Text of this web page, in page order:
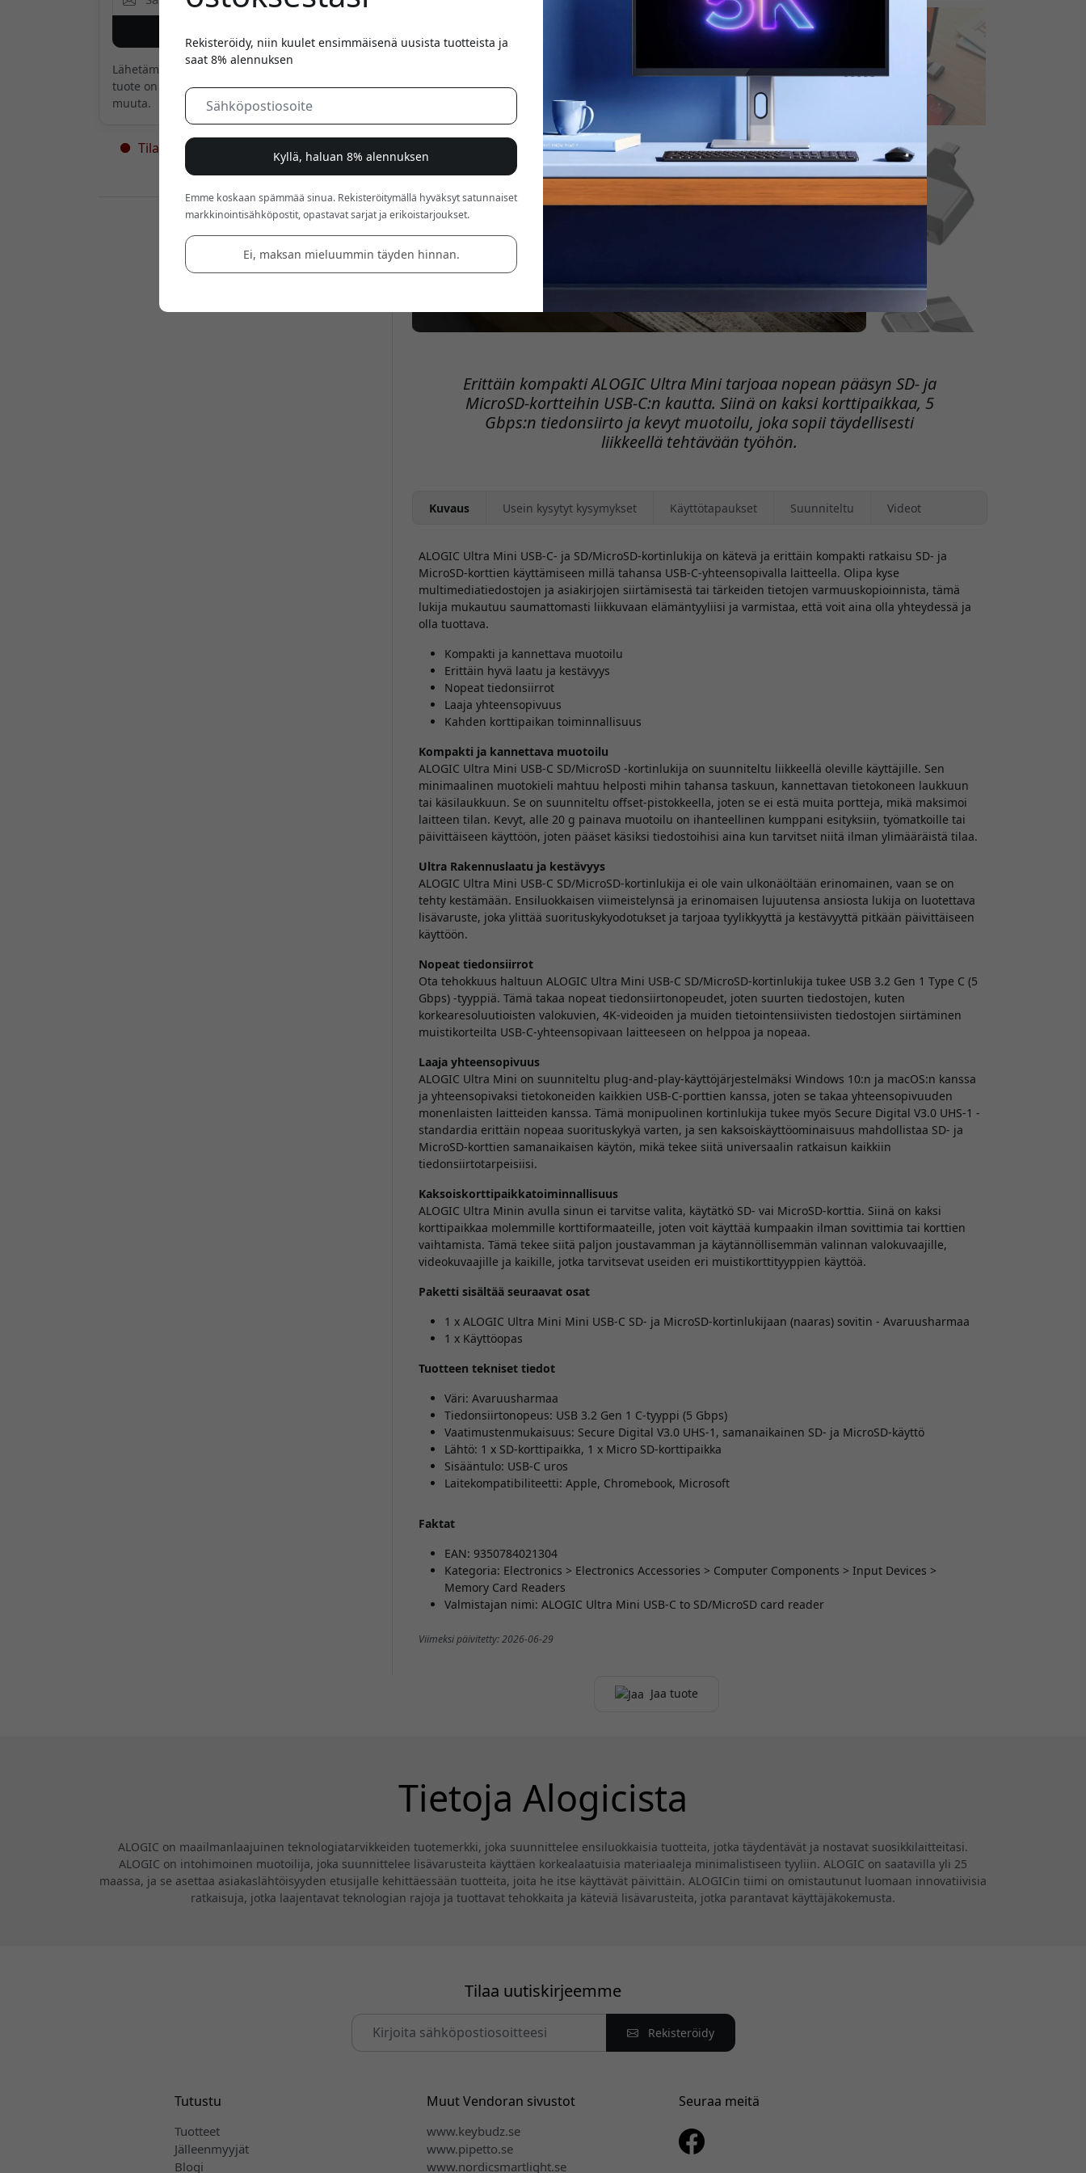
Erittäin kompakti ALOGIC Ultra Mini tarjoaa nopean pääsyn SD- ja
MicroSD-kortteihin USB-C:n kautta. Siinä on kaksi korttipaikkaa, 5
Gbps:n tiedonsiirto ja kevyt muotoilu, joka sopii täydellisesti
liikkeellä tehtävään työhön.
Kuvaus Usein kysytyt kysymykset Käyttötapaukset Suunniteltu Videot
ALOGIC Ultra Mini USB-C- ja SD/MicroSD-kortinlukija on kätevä ja erittäin kompakti ratkaisu SD- ja
MicroSD-korttien käyttämiseen millä tahansa USB-C-yhteensopivalla laitteella. Olipa kyse
multimediatiedostojen ja asiakirjojen siirtämisestä tai tärkeiden tietojen varmuuskopioinnista, tämä
lukija mukautuu saumattomasti liikkuvaan elämäntyyliisi ja varmistaa, että voit aina olla yhteydessä ja
olla tuottava.
Kompakti ja kannettava muotoilu
Erittäin hyvä laatu ja kestävyys
Nopeat tiedonsiirrot
Laaja yhteensopivuus
Kahden korttipaikan toiminnallisuus
Kompakti ja kannettava muotoilu
ALOGIC Ultra Mini USB-C SD/MicroSD -kortinlukija on suunniteltu liikkeellä oleville käyttäjille. Sen
minimaalinen muotokieli mahtuu helposti mihin tahansa taskuun, kannettavan tietokoneen laukkuun
tai käsilaukkuun. Se on suunniteltu offset-pistokkeella, joten se ei estä muita portteja, mikä maksimoi
laitteen tilan. Kevyt, alle 20 g painava muotoilu on ihanteellinen kumppani esityksiin, työmatkoille tai
päivittäiseen käyttöön, joten pääset käsiksi tiedostoihisi aina kun tarvitset niitä ilman ylimääräistä tilaa.
Ultra Rakennuslaatu ja kestävyys
ALOGIC Ultra Mini USB-C SD/MicroSD-kortinlukija ei ole vain ulkonäöltään erinomainen, vaan se on
tehty kestämään. Ensiluokkaisen viimeistelynsä ja erinomaisen lujuutensa ansiosta lukija on luotettava
lisävaruste, joka ylittää suorituskykyodotukset ja tarjoaa tyylikkyyttä ja kestävyyttä pitkään päivittäiseen
käyttöön.
Nopeat tiedonsiirrot
Ota tehokkuus haltuun ALOGIC Ultra Mini USB-C SD/MicroSD-kortinlukija tukee USB 3.2 Gen 1 Type C (5
Gbps) -tyyppiä. Tämä takaa nopeat tiedonsiirtonopeudet, joten suurten tiedostojen, kuten
korkearesoluutioisten valokuvien, 4K-videoiden ja muiden tietointensiivisten tiedostojen siirtäminen
muistikorteilta USB-C-yhteensopivaan laitteeseen on helppoa ja nopeaa.
Laaja yhteensopivuus
ALOGIC Ultra Mini on suunniteltu plug-and-play-käyttöjärjestelmäksi Windows 10:n ja macOS:n kanssa
ja yhteensopivaksi tietokoneiden kaikkien USB-C-porttien kanssa, joten se takaa yhteensopivuuden
monenlaisten laitteiden kanssa. Tämä monipuolinen kortinlukija tukee myös Secure Digital V3.0 UHS-1 -
standardia erittäin nopeaa suorituskykyä varten, ja sen kaksoiskäyttöominaisuus mahdollistaa SD- ja
MicroSD-korttien samanaikaisen käytön, mikä tekee siitä universaalin ratkaisun kaikkiin
tiedonsiirtotarpeisiisi.
Kaksoiskorttipaikkatoiminnallisuus
ALOGIC Ultra Minin avulla sinun ei tarvitse valita, käytätkö SD- vai MicroSD-korttia. Siinä on kaksi
korttipaikkaa molemmille korttiformaateille, joten voit käyttää kumpaakin ilman sovittimia tai korttien
vaihtamista. Tämä tekee siitä paljon joustavamman ja käytännöllisemmän valinnan valokuvaajille,
videokuvaajille ja kaikille, jotka tarvitsevat useiden eri muistikorttityyppien käyttöä.
Paketti sisältää seuraavat osat
1 x ALOGIC Ultra Mini Mini USB-C SD- ja MicroSD-kortinlukijaan (naaras) sovitin - Avaruusharmaa
1 x Käyttöopas
Tuotteen tekniset tiedot
Väri: Avaruusharmaa
Tiedonsiirtonopeus: USB 3.2 Gen 1 C-tyyppi (5 Gbps)
Vaatimustenmukaisuus: Secure Digital V3.0 UHS-1, samanaikainen SD- ja MicroSD-käyttö
Lähtö: 1 x SD-korttipaikka, 1 x Micro SD-korttipaikka
Sisääntulo: USB-C uros
Laitekompatibiliteetti: Apple, Chromebook, Microsoft
Faktat
EAN: 9350784021304
Kategoria: Electronics > Electronics Accessories > Computer Components > Input Devices >
Memory Card Readers
Valmistajan nimi: ALOGIC Ultra Mini USB-C to SD/MicroSD card reader
Viimeksi päivitetty: 2026-06-29
Lähetämme sinulle sähköpostin vain, kun
tuote on taas saatavilla. Emme mitään
muuta.
Tilapäisesti loppu varastosta - lisää
Jälleenmyyjät:
Jaa tuote
Tietoja Alogicista
ALOGIC on maailmanlaajuinen teknologiatarvikkeiden tuotemerkki, joka suunnittelee ensiluokkaisia tuotteita, jotka täydentävät ja nostavat suosikkilaitteitasi.
ALOGIC on intohimoinen muotoilija, joka suunnittelee lisävarusteita käyttäen korkealaatuisia materiaaleja minimalistiseen tyyliin. ALOGIC on saatavilla yli 25
maassa, ja se asettaa asiakaslähtöisyyden etusijalle kehittäessään tuotteita, joita he itse käyttävät päivittäin. ALOGICin tiimi on omistautunut luomaan innovatiivisia
ratkaisuja, jotka laajentavat teknologian rajoja ja tuottavat tehokkaita ja käteviä lisävarusteita, jotka parantavat käyttäjäkokemusta.
Tilaa uutiskirjeemme
Rekisteröidy
Tutustu
Tuotteet
Jälleenmyyjät
Blogi
Muut Vendoran sivustot
www.keybudz.se
www.pipetto.se
www.nordicsmartlight.se
Seuraa meitä
Rekisteröidy, niin kuulet ensimmäisenä uusista tuotteista ja
saat 8% alennuksen
Kyllä, haluan 8% alennuksen
Emme koskaan spämmää sinua. Rekisteröitymällä hyväksyt satunnaiset
markkinointisähköpostit, opastavat sarjat ja erikoistarjoukset.
Ei, maksan mieluummin täyden hinnan.